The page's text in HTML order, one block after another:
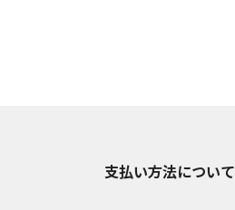
支払い方法について